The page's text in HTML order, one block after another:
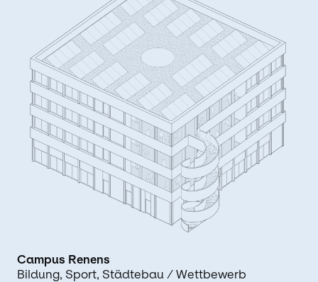
Campus Renens
Bildung Sport Städtebau / Wettbewerb